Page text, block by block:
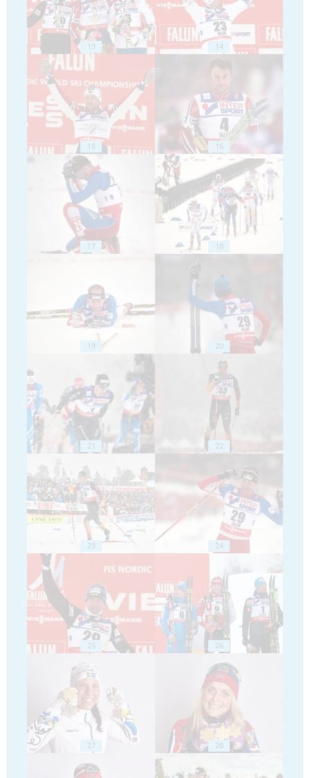
13 14
15 16
17 18
19 20
21 22
23 24
25 26
27 28